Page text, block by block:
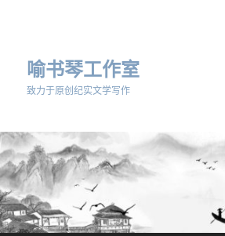
喻书琴工作室
致力于原创纪实文学写作